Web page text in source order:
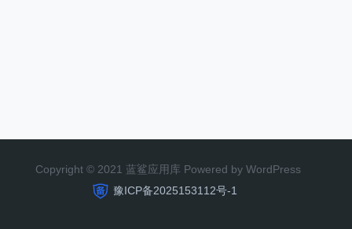
Copyright © 2021 蓝鲨应用库 Powered by WordPress
豫ICP备2025153112号-1